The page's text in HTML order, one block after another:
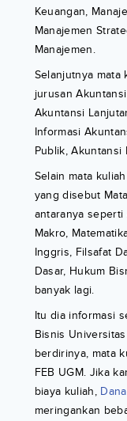
Keuangan,
Manajemen
Manajemen.
Selanjutnya
jurusan
Akuntansi
Informasi
Publik, Akuntansi
Selain mata
yang disebut
antaranya seperti
Makro,
Inggris, Filsafat
Dasar, Hukum
banyak lagi.
Itu dia informasi
Bisnis
berdirinya, mata
FEB UGM. Jika
biaya kuliah,
meringankan